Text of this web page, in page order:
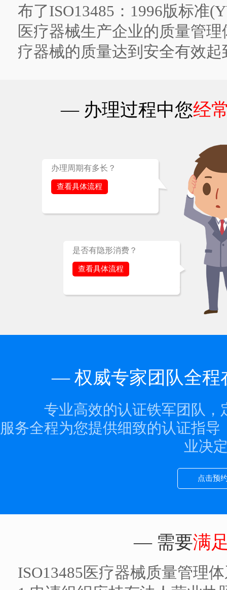
布了ISO13485：1996版标准
医疗器械生产企业的质量管
疗器械的质量达到安全有效
— 办理过程中您经
办理周期有多长？
查看具体流程
是否有隐形消费？
查看具体流程
— 权威专家团队全
专业高效的认证铁军团队
服务全程为您提供细致的认证指
业决
点击预
— 需要满
ISO13485医疗器械质量管理